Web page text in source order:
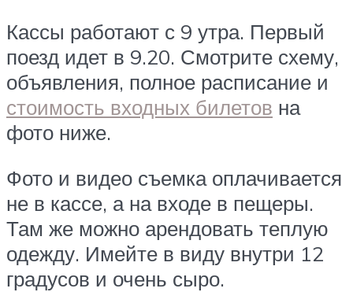
Кассы работают с 9 утра. Первый
поезд идет в 9.20. Смотрите схему,
объявления, полное расписание и
стоимость входных билетов на
фото ниже.
Фото и видео съемка оплачивается
не в кассе, а на входе в пещеры.
Там же можно арендовать теплую
одежду. Имейте в виду внутри 12
градусов и очень сыро.